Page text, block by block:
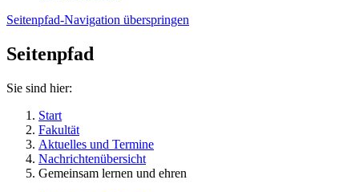
Seitenpfad-Navigation überspringen
Seitenpfad
Sie sind hier:
Start
Fakultät
Aktuelles und Termine
Nachrichtenübersicht
Gemeinsam lernen und ehren